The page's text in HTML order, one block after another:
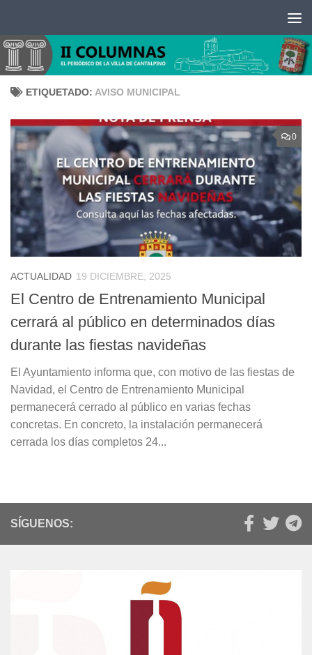
ETIQUETADO: AVISO MUNICIPAL
0
ACTUALIDAD 19 DICIEMBRE, 2025
El Centro de Entrenamiento Municipal
cerrará al público en determinados días
durante las fiestas navideñas
El Ayuntamiento informa que, con motivo de las fiestas de
Navidad, el Centro de Entrenamiento Municipal
permanecerá cerrado al público en varias fechas
concretas. En concreto, la instalación permanecerá
cerrada los días completos 24...
SÍGUENOS: